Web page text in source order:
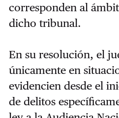
corresponden al
dicho tribunal.
En su resolución, el
únicamente en
evidencien desde el
de delitos